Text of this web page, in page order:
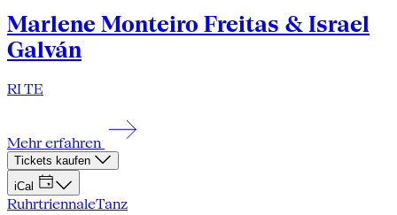
Marlene Monteiro Freitas & Israel
Galván
RI TE
Mehr erfahren
Tickets kaufen
iCal
RuhrtriennaleTanz